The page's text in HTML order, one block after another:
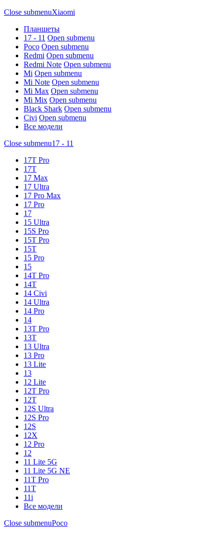
Close submenuXiaomi
Планшеты
17 - 11 Open submenu
Poco Open submenu
Redmi Open submenu
Redmi Note Open submenu
Mi Open submenu
Mi Note Open submenu
Mi Max Open submenu
Mi Mix Open submenu
Black Shark Open submenu
Civi Open submenu
Все модели
Close submenu17 - 11
17T Pro
17T
17 Max
17 Ultra
17 Pro Max
17 Pro
17
15 Ultra
15S Pro
15T Pro
15T
15 Pro
15
14T Pro
14T
14 Civi
14 Ultra
14 Pro
14
13T Pro
13T
13 Ultra
13 Pro
13 Lite
13
12 Lite
12T Pro
12T
12S Ultra
12S Pro
12S
12X
12 Pro
12
11 Lite 5G
11 Lite 5G NE
11T Pro
11T
11i
Все модели
Close submenuPoco